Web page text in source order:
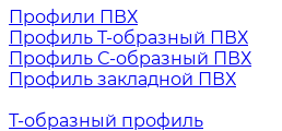
Профили ПВХ
Профиль Т-образный ПВХ
Профиль С-образный ПВХ
Профиль закладной ПВХ
Т-образный профиль